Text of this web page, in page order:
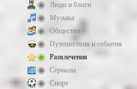
Люди и блоги
Музыка
Общество
Путешествия и события
Развлечения
Сериалы
Спорт